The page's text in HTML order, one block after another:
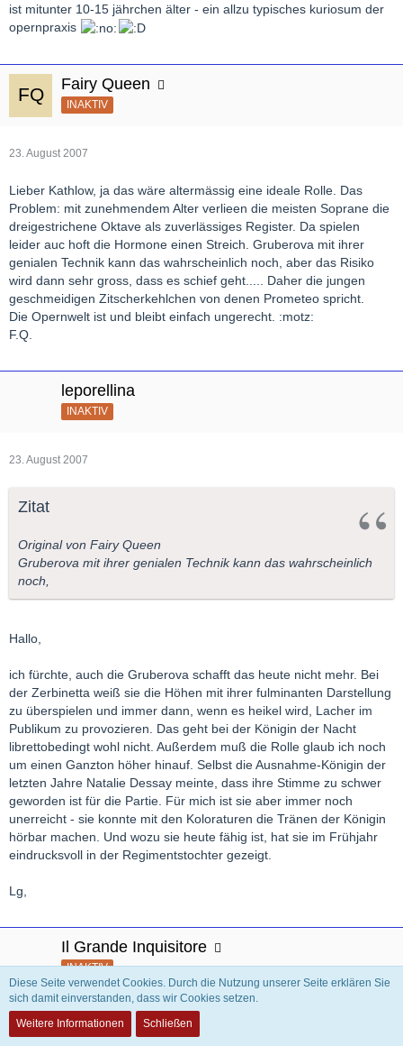
ist mitunter 10-15 jährchen älter - ein allzu typisches kuriosum der
opernpraxis
Fairy Queen
INAKTIV
23. August 2007
Lieber Kathlow, ja das wäre altermässig eine ideale Rolle. Das
Problem: mit zunehmendem Alter verlieen die meisten Soprane die
dreigestrichene Oktave als zuverlässiges Register. Da spielen
leider auc hoft die Hormone einen Streich. Gruberova mit ihrer
genialen Technik kann das wahrscheinlich noch, aber das Risiko
wird dann sehr gross, dass es schief geht..... Daher die jungen
geschmeidigen Zitscherkehlchen von denen Prometeo spricht.
Die Opernwelt ist und bleibt einfach ungerecht. :motz:
F.Q.
leporellina
INAKTIV
23. August 2007
Zitat
Original von Fairy Queen
Gruberova mit ihrer genialen Technik kann das wahrscheinlich
noch,
Hallo,
ich fürchte, auch die Gruberova schafft das heute nicht mehr. Bei
der Zerbinetta weiß sie die Höhen mit ihrer fulminanten Darstellung
zu überspielen und immer dann, wenn es heikel wird, Lacher im
Publikum zu provozieren. Das geht bei der Königin der Nacht
librettobedingt wohl nicht. Außerdem muß die Rolle glaub ich noch
um einen Ganzton höher hinauf. Selbst die Ausnahme-Königin der
letzten Jahre Natalie Dessay meinte, dass ihre Stimme zu schwer
geworden ist für die Partie. Für mich ist sie aber immer noch
unerreicht - sie konnte mit den Koloraturen die Tränen der Königin
hörbar machen. Und wozu sie heute fähig ist, hat sie im Frühjahr
eindrucksvoll in der Regimentstochter gezeigt.
Lg,
Il Grande Inquisitore
INAKTIV
2. Oktober 2007
Diese Seite verwendet Cookies. Durch die Nutzung unserer Seite erklären Sie
sich damit einverstanden, dass wir Cookies setzen.
Weitere Informationen
Schließen